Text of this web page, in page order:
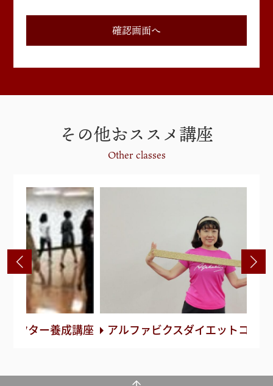
その他おススメ講座
Other classes
アルファビクスダイエットコーチ養成講座